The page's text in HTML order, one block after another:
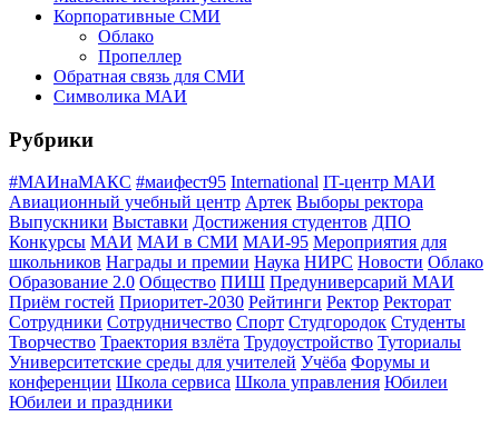
Корпоративные СМИ
Облако
Пропеллер
Обратная связь для СМИ
Символика МАИ
Рубрики
#МАИнаМАКС #маифест95 International IT-центр МАИ
Авиационный учебный центр Артек Выборы ректора
Выпускники Выставки Достижения студентов ДПО
Конкурсы МАИ МАИ в СМИ МАИ-95 Мероприятия для
школьников Награды и премии Наука НИРС Новости Облако
Образование 2.0 Общество ПИШ Предуниверсарий МАИ
Приём гостей Приоритет-2030 Рейтинги Ректор Ректорат
Сотрудники Сотрудничество Спорт Студгородок Студенты
Творчество Траектория взлёта Трудоустройство Туториалы
Университетские среды для учителей Учёба Форумы и
конференции Школа сервиса Школа управления Юбилеи
Юбилеи и праздники